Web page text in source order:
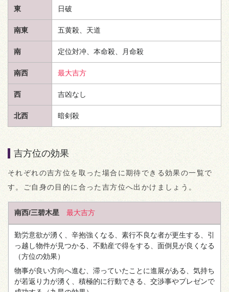
東 日破
南東 五黄殺、 天道
南 定位対冲、本命殺、月命殺
南西 最大吉方
西 吉凶なし
北西 暗剣殺
吉方位の効果
それぞれの吉方位を取った場合に期待できる効果の一覧で
す。ご自身の目的に合った吉方位へ出かけましょう。
南西/三碧木星 最大吉方
勤労意欲が湧く、辛抱強くなる、素行不良な者が更生する、引
っ越し物件が見つかる、不動産で得をする、面倒見が良くなる
（方位の効果）
物事が良い方向へ進む、滞っていたことに進展がある、気持ち
が若返り力が湧く、積極的に行動できる、交渉事やプレゼンで